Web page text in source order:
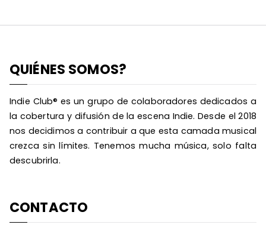
QUIÉNES SOMOS?
Indie Club® es un grupo de colaboradores dedicados a
la cobertura y difusión de la escena Indie. Desde el 2018
nos decidimos a contribuir a que esta camada musical
crezca sin límites. Tenemos mucha música, solo falta
descubrirla.
CONTACTO